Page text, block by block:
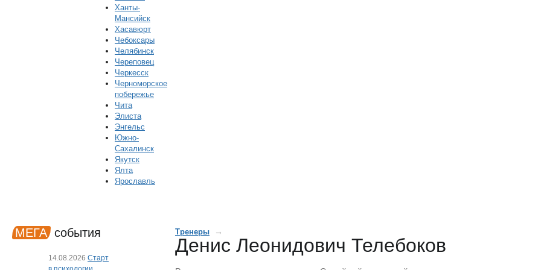
Ханты-
Мансийск
Хасавюрт
Чебоксары
Челябинск
Череповец
Черкесск
Черноморское
побережье
Чита
Элиста
Энгельс
Южно-
Сахалинск
Якутск
Ялта
Ярославль
Тренеры →
Денис Леонидович Телебоков
МЕГА события
14.08.2026 Старт